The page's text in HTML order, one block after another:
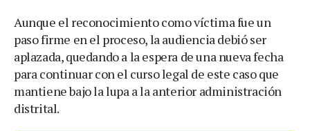
Aunque el reconocimiento como víctima fue un
paso firme en el proceso, la audiencia debió ser
aplazada, quedando a la espera de una nueva fecha
para continuar con el curso legal de este caso que
mantiene bajo la lupa a la anterior administración
distrital.